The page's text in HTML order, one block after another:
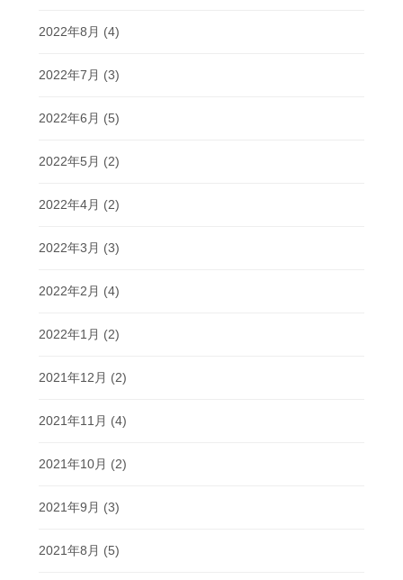
2022年8月 (4)
2022年7月 (3)
2022年6月 (5)
2022年5月 (2)
2022年4月 (2)
2022年3月 (3)
2022年2月 (4)
2022年1月 (2)
2021年12月 (2)
2021年11月 (4)
2021年10月 (2)
2021年9月 (3)
2021年8月 (5)